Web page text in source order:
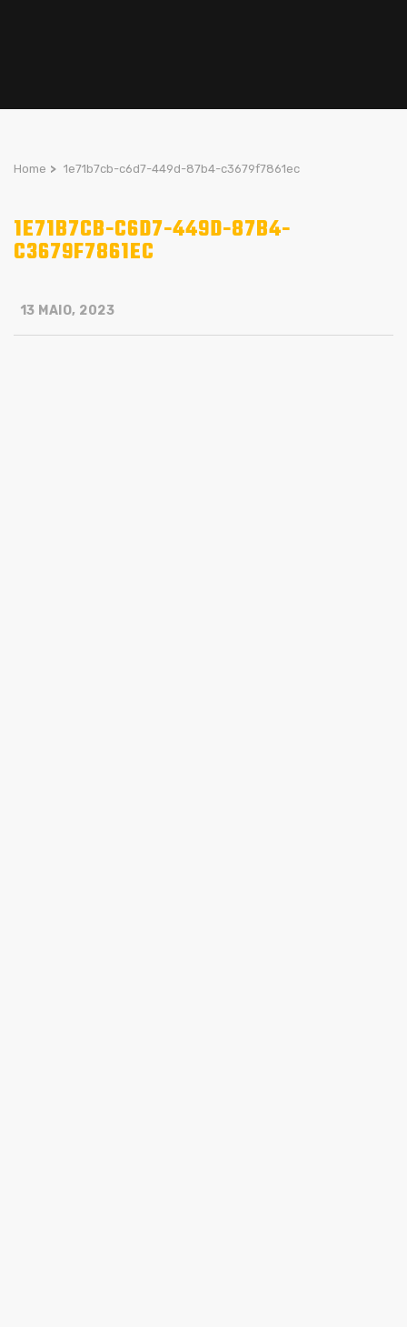
Home > 1e71b7cb-c6d7-449d-87b4-c3679f7861ec
1E71B7CB-C6D7-449D-87B4-
C3679F7861EC
13 MAIO, 2023